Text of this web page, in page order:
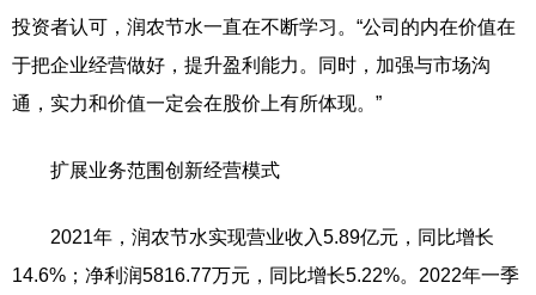
投资者认可，润农节水一直在不断学习。“公司的内在价值在
于把企业经营做好，提升盈利能力。同时，加强与市场沟
通，实力和价值一定会在股价上有所体现。”
扩展业务范围创新经营模式
2021年，润农节水实现营业收入5.89亿元，同比增长
14.6%；净利润5816.77万元，同比增长5.22%。2022年一季